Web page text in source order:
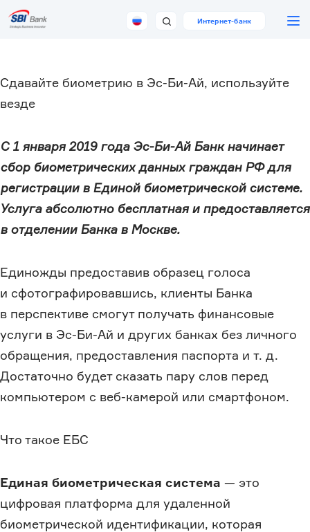
Перейти
основному
Интернет-банк
Сдавайте биометрию в Эс-Би-Ай, используйте
везде
С 1 января 2019 года Эс-Би-Ай Банк начинает
сбор биометрических данных граждан РФ для
регистрации в Единой биометрической системе.
Услуга абсолютно бесплатная и предоставляется
в отделении Банка в Москве.
Единожды предоставив образец голоса
и сфотографировавшись, клиенты Банка
в перспективе смогут получать финансовые
услуги в Эс-Би-Ай и других банках без личного
обращения, предоставления паспорта и т. д.
Достаточно будет сказать пару слов перед
компьютером с веб-камерой или смартфоном.
Что такое ЕБС
Единая биометрическая система — это
цифровая платформа для удаленной
биометрической идентификации, которая